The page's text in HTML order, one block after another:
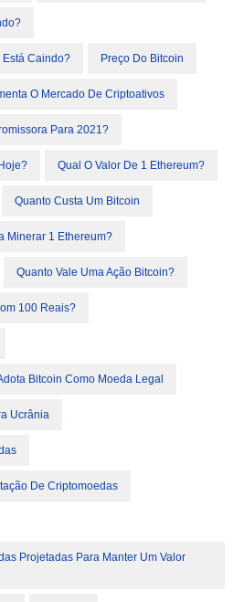
Está Caindo? Preço Do Bitcoin
O Mercado De Criptoativos
Para 2021?
Qual O Valor De 1 Ethereum?
Quanto Custa Um Bitcoin
Minerar 1 Ethereum?
Quanto Vale Uma Ação Bitcoin?
100 Reais?
Bitcoin Como Moeda Legal
Ucrânia
De Criptomoedas
Projetadas Para Manter Um Valor